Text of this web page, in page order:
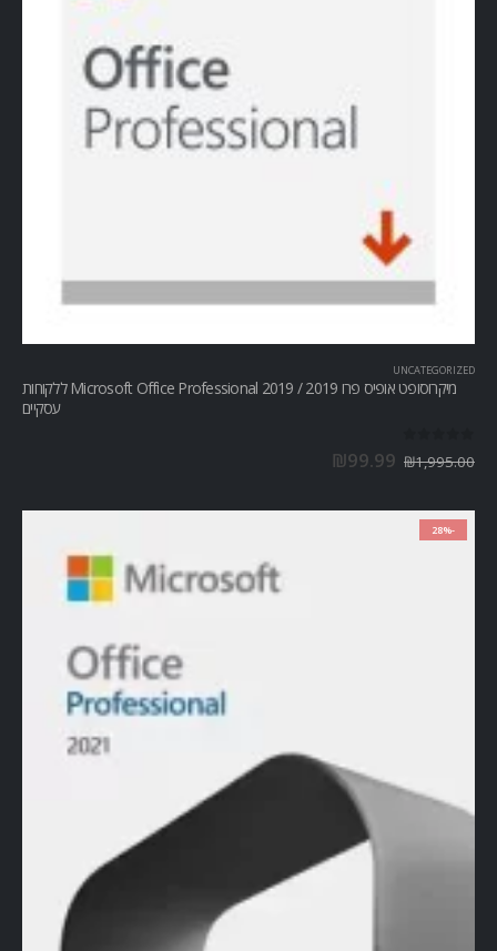
UNCATEGORIZED
מיקרוסופט אופיס פרו Microsoft Office Professional 2019 / 2019 ללקוחות
עסקיים
₪1,995.00
₪99.99
-28%